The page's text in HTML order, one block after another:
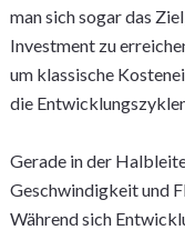
man sich sogar das
Investment zu
um klassische
die
Gerade in der
Geschwindigkeit und
Während sich